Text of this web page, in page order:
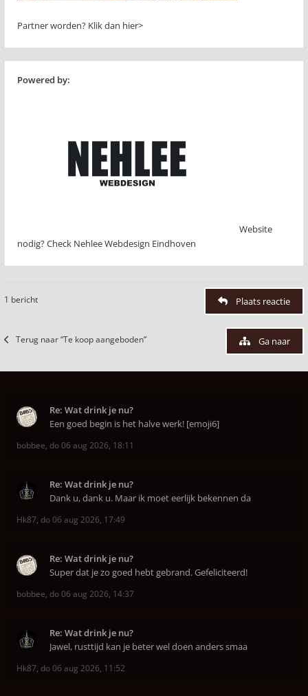
Partner worden? Klik dan hier>
Powered by:
Website
nodig? Check Nehlee Webdesign Eindhoven
1 bericht Plaats reactie
Terug naar “Te koop aangeboden” Ga naar
Re: Wat drink je nu?
Een goed begin is het halve werk! [emoji6]
bobbee, do 06 aug 2026, 18:11
Re: Wat drink je nu?
Dank u, dank u. Maar ik moet eerlijk bekennen da
Hk87, do 06 aug 2026, 17:49
Re: Wat drink je nu?
Super dat je zo goed hebt gebrand. Gefeliciteerd!
bobbee, do 06 aug 2026, 14:37
Re: Wat drink je nu?
Jawel, rusttijd kan je beter wel doen anders smaa
Hk87, do 06 aug 2026, 11:52